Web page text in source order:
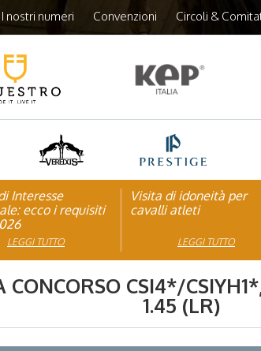
I nostri numeri Convenzioni Circoli &
Interesse
ecco i requisiti
LEGGI TUTTO
Visita di idoneità per
cavalli atleti
LEGGI TUTTO
la FISE: al via
edizione
solidale della
Italiana Sport
LEGGI TUTTO
Studente Atleta di alto
livello: pubblicato il
2025/2026LEGGI TUTTO
CONCORSO CSI4*/CSIYH1*
1.45 (LR)